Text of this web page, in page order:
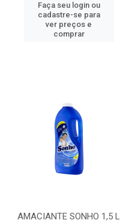
Faça seu login ou
cadastre-se para
ver preços e
comprar
AMACIANTE SONHO 1,5 L